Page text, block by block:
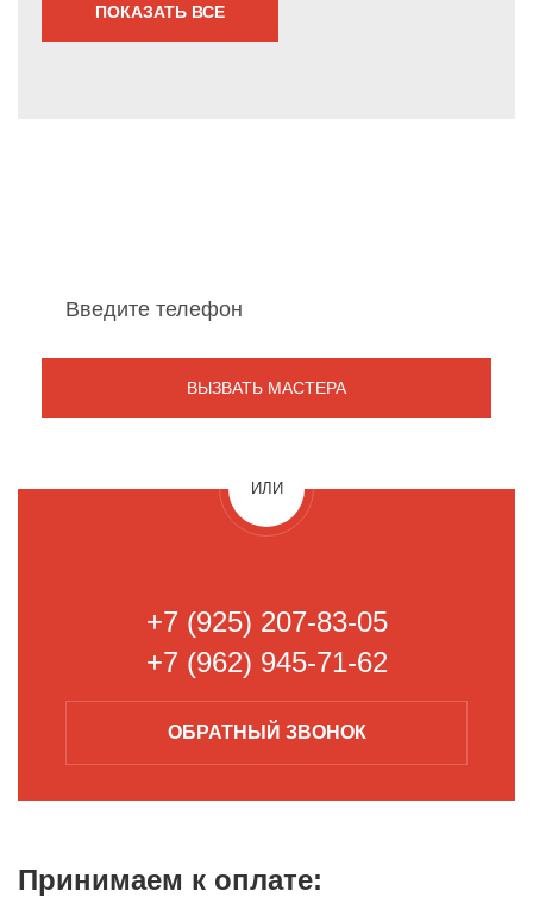
ПОКАЗАТЬ ВСЕ
ИЛИ
+7 (925) 207-83-05
+7 (962) 945-71-62
ОБРАТНЫЙ ЗВОНОК
Принимаем к оплате: